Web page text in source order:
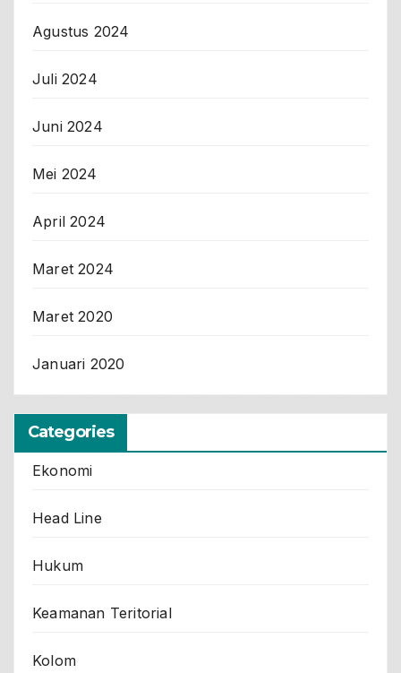
Agustus 2024
Juli 2024
Juni 2024
Mei 2024
April 2024
Maret 2024
Maret 2020
Januari 2020
Categories
Ekonomi
Head Line
Hukum
Keamanan Teritorial
Kolom